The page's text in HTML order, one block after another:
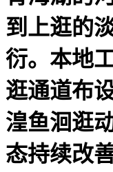
到上逛的
衍。本地
逛通道布
湟鱼洄逛
态持续改